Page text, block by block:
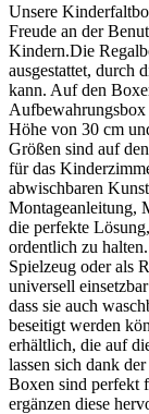
Unsere
Freude an der
Kindern.Die
ausgestattet, durch
kann. Auf den
Höhe von 30 cm
Größen sind auf
für das
abwischbaren
Montageanleitung,
die perfekte
ordentlich zu
Spielzeug oder als
universell
dass sie auch
beseitigt werden
erhältlich, die auf
lassen sich dank
Boxen sind perfekt
ergänzen diese